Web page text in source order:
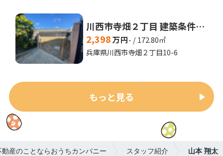
川西市寺畑２丁目 建築条件付土地
2,398万円- / 172.80㎡
兵庫県川西市寺畑２丁目10-6
もっと見る
動産のことならおうちカンパニー スタッフ紹介 山本 翔太